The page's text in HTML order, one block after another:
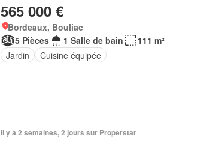
565 000 €
Bordeaux, Bouliac
5 Pièces
1 Salle de bain
111 m²
Jardin
Cuisine équipée
Il y a 2 semaines, 2 jours sur Properstar